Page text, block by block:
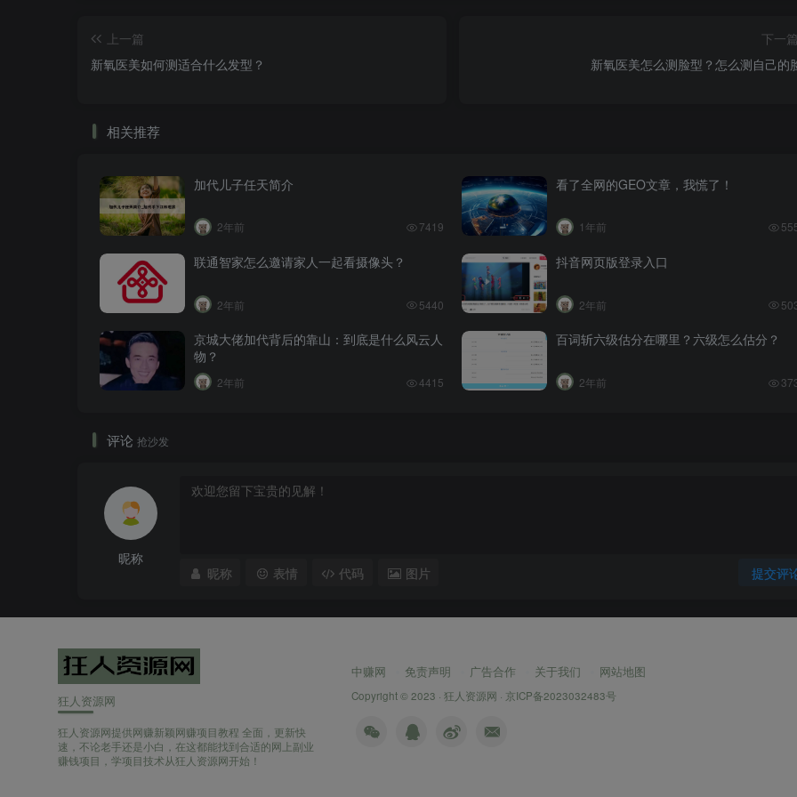
上一篇
新氧医美如何测适合什么发型？
下一篇
新氧医美怎么测脸型？怎么测自己的
相关推荐
加代儿子任天简介
2年前 7419
看了全网的GEO文章，我慌了！
1年前
联通智家怎么邀请家人一起看摄像头？
2年前 5440
抖音网页版登录入口
2年前
京城大佬加代背后的靠山：到底是什么风云人
物？
2年前 4415
百词斩六级估分在哪里？六级怎么估分？
2年前
评论 抢沙发
昵称
提交评
昵称 表情 代码 图片
狂人资源网
狂人资源网提供网赚新颖网赚项目教程 全面，更新快
速，不论老手还是小白，在这都能找到合适的网上副业
赚钱项目，学项目技术从狂人资源网开始！
中赚网 免责声明 广告合作 关于我们 网站地图
Copyright © 2023 · 狂人资源网 · 京ICP备2023032483号